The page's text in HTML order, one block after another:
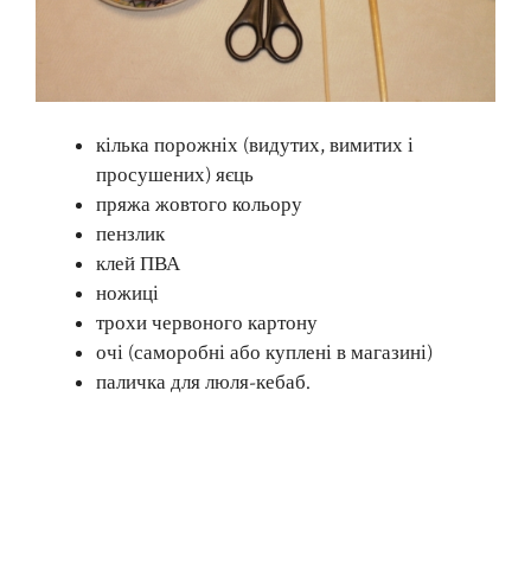
кілька порожніх (видутих, вимитих і
просушених) яєць
пряжа жовтого кольору
пензлик
клей ПВА
ножиці
трохи червоного картону
очі (саморобні або куплені в магазині)
паличка для люля-кебаб.